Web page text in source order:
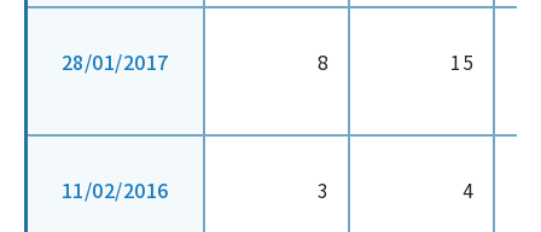
28/01/2017 8 15
11/02/2016 3 4